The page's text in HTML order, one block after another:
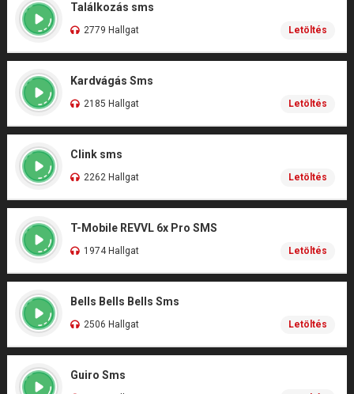
Találkozás sms
2779 Hallgat Letöltés
Kardvágás Sms
2185 Hallgat Letöltés
Clink sms
2262 Hallgat Letöltés
T-Mobile REVVL 6x Pro SMS
1974 Hallgat Letöltés
Bells Bells Bells Sms
2506 Hallgat Letöltés
Guiro Sms